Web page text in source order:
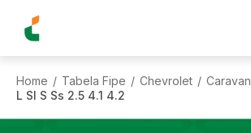
Home / Tabela Fipe / Chevrolet / Caravan
L Sl S Ss 2.5 4.1 4.2